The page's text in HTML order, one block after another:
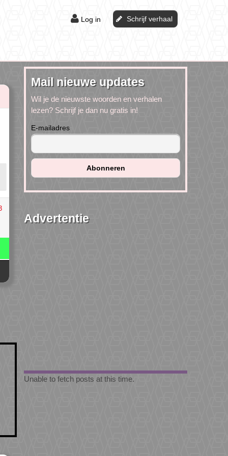
Log in Schrijf verhaal
Mail nieuwe updates
Wil je de nieuwste woorden en verhalen
lezen? Schrijf je dan nu gratis in!
E-mailadres
Advertentie
Unable to fetch posts at this time.